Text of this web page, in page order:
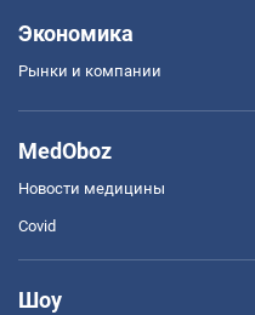
Экономика
Рынки и компании
MedOboz
Новости медицины
Covid
Шоу